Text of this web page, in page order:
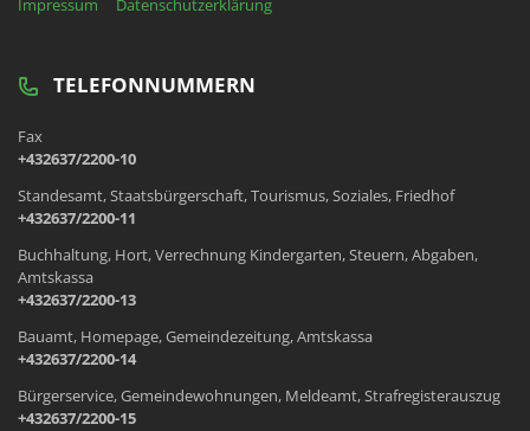
Impressum
Datenschutzerklärung
TELEFONNUMMERN
Fax
+432637/2200-10
Standesamt, Staatsbürgerschaft, Tourismus, Soziales, Friedhof
+432637/2200-11
Buchhaltung, Hort, Verrechnung Kindergarten, Steuern, Abgaben,
Amtskassa
+432637/2200-13
Bauamt, Homepage, Gemeindezeitung, Amtskassa
+432637/2200-14
Bürgerservice, Gemeindewohnungen, Meldeamt, Strafregisterauszug
+432637/2200-15